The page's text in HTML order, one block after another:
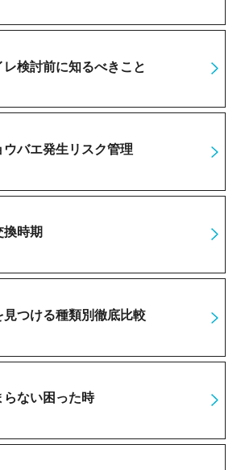
検討前に知るべきこと
ウバエ発生リスク管理
換時期
つける種類別徹底比較
らない困った時